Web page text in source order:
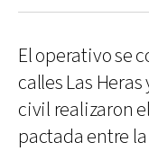
El operativo se
calles Las
civil realizaron
pactada entre